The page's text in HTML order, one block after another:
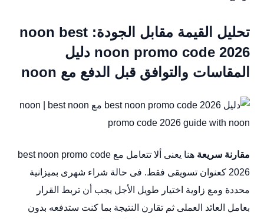
تحليل القيمة مقابل الجودة: noon best
noon promo code 2026 دليل
المقاسات والتوافق قبل الدفع مع noon
مقارنة سريعة
هنا يعنى ألا تتعامل مع best noon promo code
2026 كعنوان تسويقى فقط. فى حالة شراء شهرى بميزانية
محددة ومع زاوية اختيار طويل الأجل يجب أن تربط القرار
بعامل العائد العملى ثم تقارن النتيجة بما كنت ستدفعه بدون